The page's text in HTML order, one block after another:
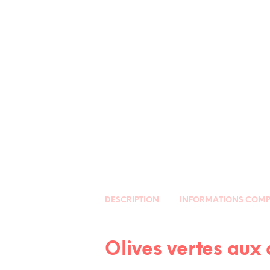
DESCRIPTION INFORMATIONS
Olives vertes aux